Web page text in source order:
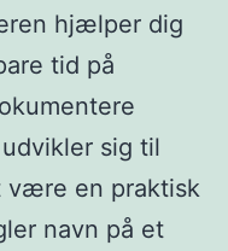
hjælper dig
tid på
sig til
være en praktisk
navn på et